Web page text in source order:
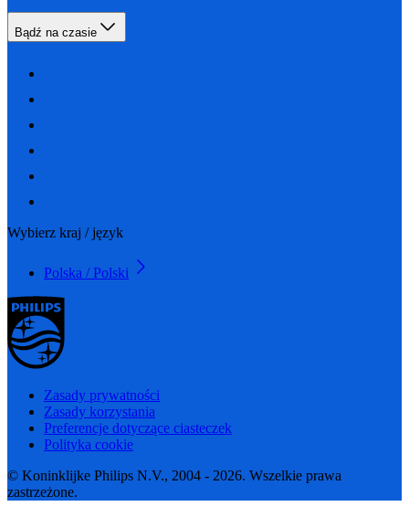
Bądź na czasie
Wybierz kraj / język
Polska / Polski
Zasady prywatności
Zasady korzystania
Preferencje dotyczące ciasteczek
Polityka cookie
© Koninklijke Philips N.V., 2004 - 2026. Wszelkie prawa
zastrzeżone.